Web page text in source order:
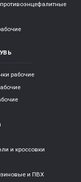
рабочие
и кроссовки
и ПВХ